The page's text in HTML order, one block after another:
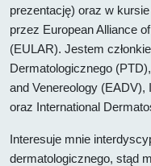
prezentację) oraz w
przez European Alliance
(EULAR). Jestem
Dermatologicznego
and Venereology (EADV),
oraz International
Interesuje mnie
dermatologicznego, stąd